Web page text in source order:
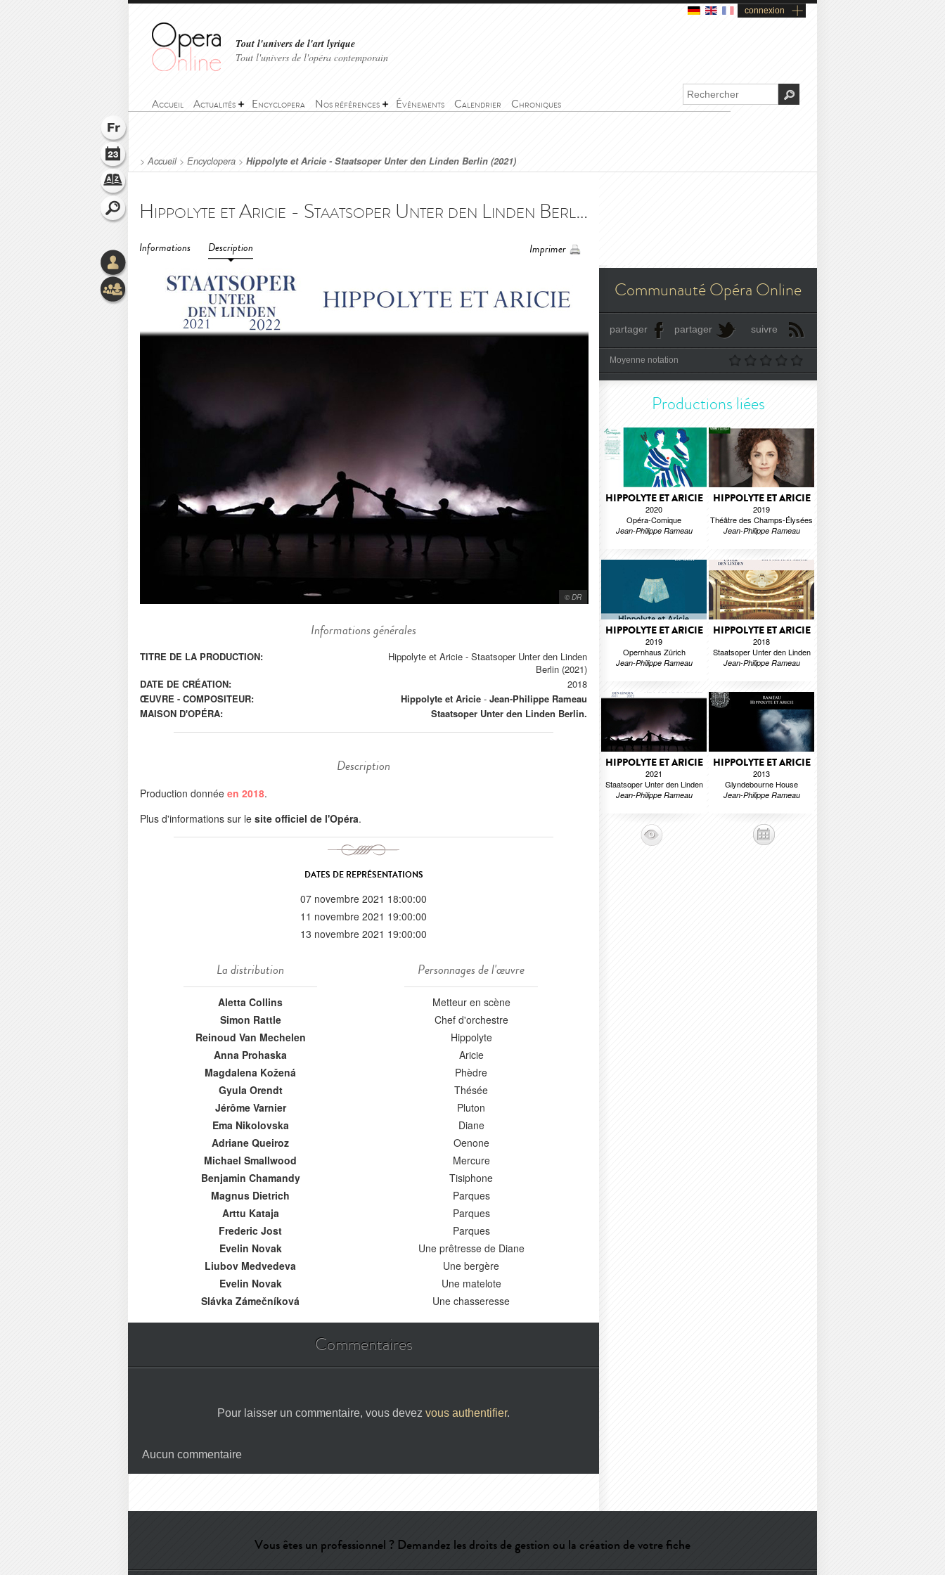
connexion
Tout l'univers de l'art lyrique
Tout l'univers de l'opéra contemporain
Accueil Actualités Encyclopera Nos références Événements Calendrier Chroniques
>Accueil> Encyclopera > Hippolyte et Aricie - Staatsoper Unter den Linden Berlin (2021)
Hippolyte et Aricie - Staatsoper Unter den Linden Berlin (2021) - Hippolyte et Aricie - Staatsoper Unter den Linden Berlin (2021)
Informations Description Imprimer
© DR
Informations générales
TITRE DE LA PRODUCTION:
Hippolyte et Aricie - Staatsoper Unter den Linden
Berlin (2021)
DATE DE CRÉATION:
2018
ŒUVRE - COMPOSITEUR:
Hippolyte et Aricie - Jean-Philippe Rameau
MAISON D'OPÉRA:
Staatsoper Unter den Linden Berlin.
Description
Production donnée en 2018.
Plus d'informations sur le site officiel de l'Opéra.
DATES DE REPRÉSENTATIONS
07 novembre 2021 18:00:00
11 novembre 2021 19:00:00
13 novembre 2021 19:00:00
La distribution
Aletta Collins
Simon Rattle
Reinoud Van Mechelen
Anna Prohaska
Magdalena Kožená
Gyula Orendt
Jérôme Varnier
Ema Nikolovska
Adriane Queiroz
Michael Smallwood
Benjamin Chamandy
Magnus Dietrich
Arttu Kataja
Frederic Jost
Evelin Novak
Liubov Medvedeva
Evelin Novak
Slávka Zámečníková
Personnages de l'œuvre
Metteur en scène
Chef d'orchestre
Hippolyte
Aricie
Phèdre
Thésée
Pluton
Diane
Oenone
Mercure
Tisiphone
Parques
Parques
Parques
Une prêtresse de Diane
Une bergère
Une matelote
Une chasseresse
Commentaires
Pour laisser un commentaire, vous devez vous authentifier.
Aucun commentaire
Communauté Opéra Online
partager partager suivre
Moyenne notation
Productions liées
HIPPOLYTE ET ARICIE
2020
Opéra-Comique
Jean-Philippe Rameau
HIPPOLYTE ET ARICIE
2019
Théâtre des Champs-Élysées
Jean-Philippe Rameau
HIPPOLYTE ET ARICIE
2019
Opernhaus Zürich
Jean-Philippe Rameau
HIPPOLYTE ET ARICIE
2018
Staatsoper Unter den Linden
Jean-Philippe Rameau
HIPPOLYTE ET ARICIE
2021
Staatsoper Unter den Linden
Jean-Philippe Rameau
HIPPOLYTE ET ARICIE
2013
Glyndebourne House
Jean-Philippe Rameau
Vous êtes un professionnel ? Demandez les droits de gestion ou la création de votre fiche